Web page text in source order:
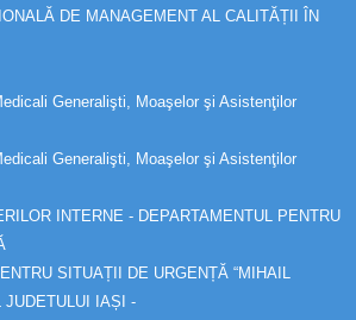
DE MANAGEMENT AL CALITĂȚII ÎN
Generalişti, Moaşelor şi Asistenţilor
Generalişti, Moaşelor şi Asistenţilor
INTERNE - DEPARTAMENTUL PENTRU
SITUAȚII DE URGENȚĂ “MIHAIL
JUDETULUI IAȘI -